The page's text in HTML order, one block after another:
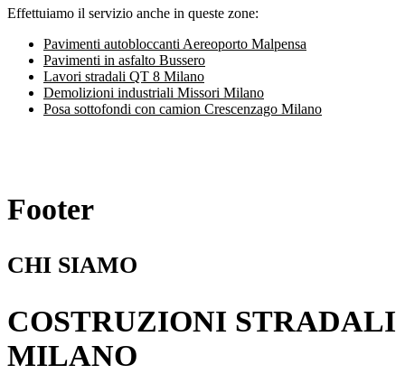
Effettuiamo il servizio anche in queste zone:
Pavimenti autobloccanti Aereoporto Malpensa
Pavimenti in asfalto Bussero
Lavori stradali QT 8 Milano
Demolizioni industriali Missori Milano
Posa sottofondi con camion Crescenzago Milano
Footer
CHI SIAMO
COSTRUZIONI STRADALI
MILANO